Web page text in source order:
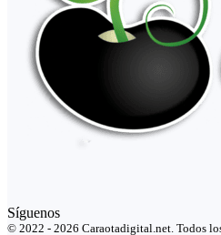
Síguenos
© 2022 - 2026 Caraotadigital.net. Todos